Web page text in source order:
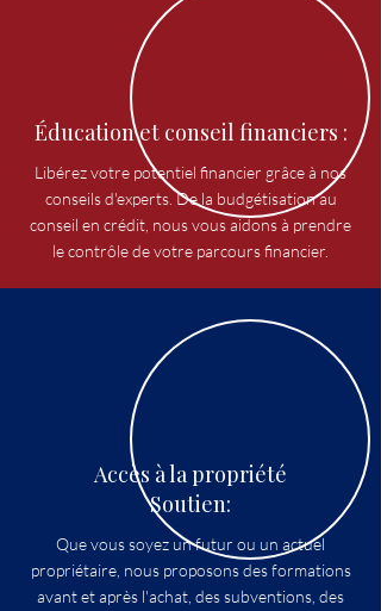
Éducation et conseil financiers :
Libérez votre potentiel financier grâce à nos
conseils d'experts. De la budgétisation au
conseil en crédit, nous vous aidons à prendre
le contrôle de votre parcours financier.
Accès à la propriété
Soutien:
Que vous soyez un futur ou un actuel
propriétaire, nous proposons des formations
avant et après l'achat, des subventions, des